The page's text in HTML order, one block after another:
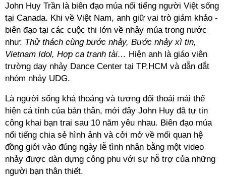
John Huy Trần là biên đạo múa nổi tiếng người Việt sống
tại Canada. Khi về Việt Nam, anh giữ vai trò giám khảo -
biên đạo tại các cuộc thi lớn về nhảy múa trong nước
như: Thử thách cùng bước nhảy, Bước nhảy xì tin,
Vietnam Idol, Hợp ca tranh tài… Hiện anh là giáo viên
trường dạy nhảy Dance Center tại TP.HCM và dẫn dắt
nhóm nhảy UDG.
Là người sống khá thoáng và tương đối thoải mái thể
hiện cá tính của bản thân, mới đây John Huy đã tự tin
công khai bạn trai sau 10 năm yêu nhau. Biên đạo múa
nổi tiếng chia sẻ hình ảnh và cởi mở về mối quan hệ
đồng giới vào đúng ngày lễ tình nhân bằng một video
nhảy được dàn dựng công phu với sự hỗ trợ của những
người bạn thân thiết.